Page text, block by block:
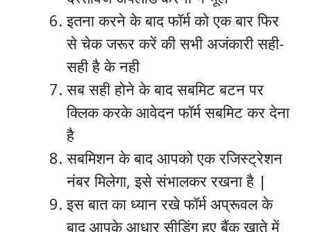
इतना करने के बाद फॉर्म को एक बार फिर
से चेक जरूर करें की सभी अजंकारी सही-
सही है के नही
सब सही होने के बाद सबमिट बटन पर
क्लिक करके आवेदन फॉर्म सबमिट कर देना
है
सबमिशन के बाद आपको एक रजिस्ट्रेशन
नंबर मिलेगा, इसे संभालकर रखना है |
इस बात का ध्यान रखे फॉर्म अप्रूवल के
बाद आपके आधार सीडिंग हुए बैंक खाते में